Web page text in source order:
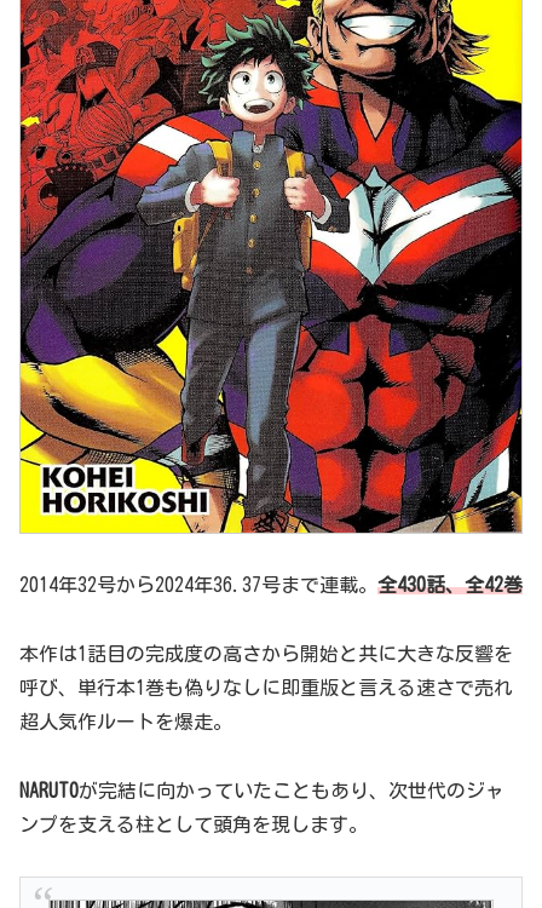
2014年32号から2024年36.37号まで連載。 全430話、全42巻
本作は1話目の完成度の高さから開始と共に大きな反響を
呼び、単行本1巻も偽りなしに即重版と言える速さで売れ
超人気作ルートを爆走。
NARUTOが完結に向かっていたこともあり、次世代のジャ
ンプを支える柱として頭角を現します。